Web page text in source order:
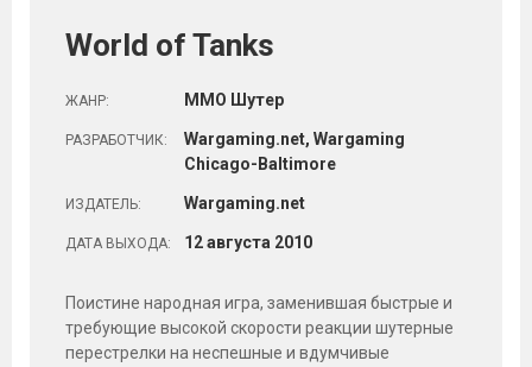
World of Tanks
ЖАНР: ММО Шутер
РАЗРАБОТЧИК:
Wargaming.net, Wargaming
Chicago-Baltimore
ИЗДАТЕЛЬ: Wargaming.net
ДАТА ВЫХОДА: 12августа 2010
Поистине народная игра, заменившая быстрые и
требующие высокой скорости реакции шутерные
перестрелки на неспешные и вдумчивые